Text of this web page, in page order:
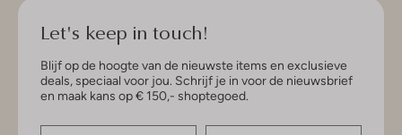
Let's keep in touch!
Blijf op de hoogte van de nieuwste items en exclusieve
deals, speciaal voor jou. Schrijf je in voor de nieuwsbrief
en maak kans op € 150,- shoptegoed.